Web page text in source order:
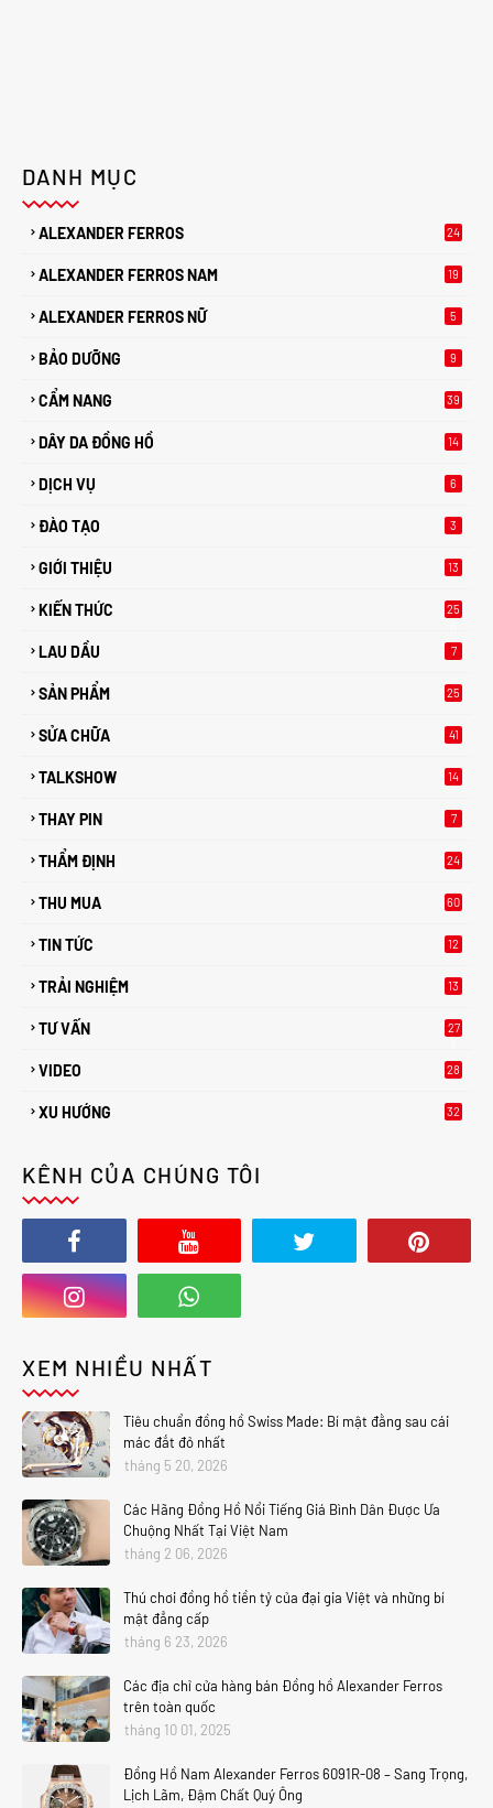
DANH MỤC
ALEXANDER FERROS 24
ALEXANDER FERROS NAM 19
ALEXANDER FERROS NỮ 5
BẢO DƯỠNG 9
CẨM NANG 39
DÂY DA ĐỒNG HỒ 14
DỊCH VỤ 6
ĐÀO TẠO 3
GIỚI THIỆU 13
KIẾN THỨC
25
LAU DẦU 7
SẢN PHẨM 25
SỬA CHỮA 41
TALKSHOW 14
THAY PIN 7
THẨM ĐỊNH 24
THU MUA 60
TIN TỨC 12
TRẢI NGHIỆM 13
TƯ VẤN
27
VIDEO 28
XU HƯỚNG
32
KÊNH CỦA CHÚNG TÔI
XEM NHIỀU NHẤT
Tiêu chuẩn đồng hồ Swiss Made: Bí mật đằng sau cái
mác đắt đỏ nhất
tháng 5 20, 2026
Các Hãng Đồng Hồ Nổi Tiếng Giá Bình Dân Được Ưa
Chuộng Nhất Tại Việt Nam
tháng 2 06, 2026
Thú chơi đồng hồ tiền tỷ của đại gia Việt và những bí
mật đẳng cấp
tháng 6 23, 2026
Các địa chỉ cửa hàng bán Đồng hồ Alexander Ferros
trên toàn quốc
tháng 10 01, 2025
Đồng Hồ Nam Alexander Ferros 6091R-08 – Sang Trọng,
Lịch Lãm, Đậm Chất Quý Ông